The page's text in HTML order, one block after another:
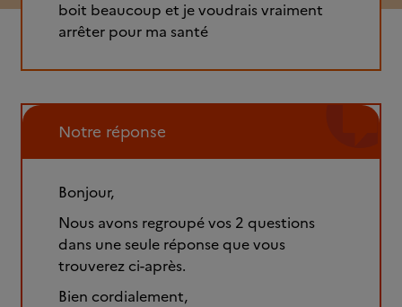
boit beaucoup et je voudrais vraiment
arrêter pour ma santé
Notre réponse
Bonjour,
Nous avons regroupé vos 2 questions
dans une seule réponse que vous
trouverez ci-après.
Bien cordialement,